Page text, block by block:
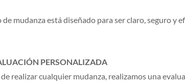
mudanza está diseñado para ser claro, seguro y
PERSONALIZADA
realizar cualquier mudanza, realizamos una